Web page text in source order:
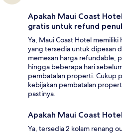
Apakah Maui Coast
gratis untuk refund
Ya, Maui Coast Hotel
yang tersedia untuk dipesan
memesan harga refundable,
hingga beberapa hari
pembatalan properti. Cukup
kebijakan pembatalan
pastinya.
Apakah Maui Coast
Ya, tersedia 2 kolam renang